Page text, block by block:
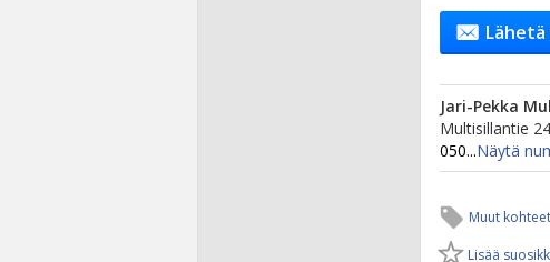
Jari-Pekka
Multisillantie
050...Näytä
Muut
Lisää